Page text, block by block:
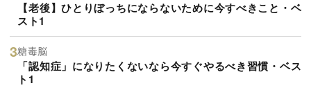
【老後】ひとりぼっちにならないために今すべきこと・ベ
スト1
糖毒脳
「認知症」になりたくないなら今すぐやるべき習慣・ベス
ト1